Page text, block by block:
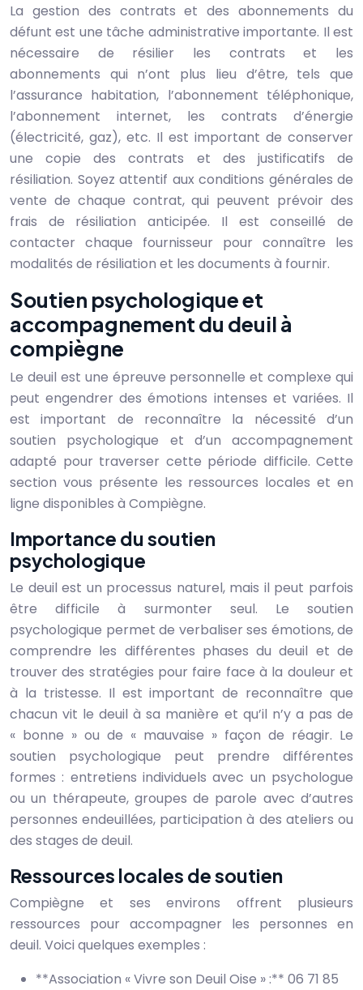
La gestion des contrats et des abonnements du
défunt est une tâche administrative importante. Il est
nécessaire de résilier les contrats et les
abonnements qui n’ont plus lieu d’être, tels que
l’assurance habitation, l’abonnement téléphonique,
l’abonnement internet, les contrats d’énergie
(électricité, gaz), etc. Il est important de conserver
une copie des contrats et des justificatifs de
résiliation. Soyez attentif aux conditions générales de
vente de chaque contrat, qui peuvent prévoir des
frais de résiliation anticipée. Il est conseillé de
contacter chaque fournisseur pour connaître les
modalités de résiliation et les documents à fournir.
Soutien psychologique et
accompagnement du deuil à
compiègne
Le deuil est une épreuve personnelle et complexe qui
peut engendrer des émotions intenses et variées. Il
est important de reconnaître la nécessité d’un
soutien psychologique et d’un accompagnement
adapté pour traverser cette période difficile. Cette
section vous présente les ressources locales et en
ligne disponibles à Compiègne.
Importance du soutien
psychologique
Le deuil est un processus naturel, mais il peut parfois
être difficile à surmonter seul. Le soutien
psychologique permet de verbaliser ses émotions, de
comprendre les différentes phases du deuil et de
trouver des stratégies pour faire face à la douleur et
à la tristesse. Il est important de reconnaître que
chacun vit le deuil à sa manière et qu’il n’y a pas de
« bonne » ou de « mauvaise » façon de réagir. Le
soutien psychologique peut prendre différentes
formes : entretiens individuels avec un psychologue
ou un thérapeute, groupes de parole avec d’autres
personnes endeuillées, participation à des ateliers ou
des stages de deuil.
Ressources locales de soutien
Compiègne et ses environs offrent plusieurs
ressources pour accompagner les personnes en
deuil. Voici quelques exemples :
**Association « Vivre son Deuil Oise » :** 06 71 85